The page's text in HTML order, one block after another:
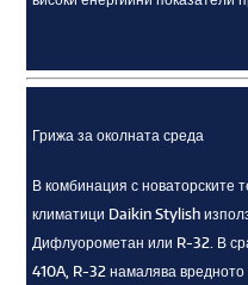
Грижа за околната среда
В комбинация с новаторските
климатици Daikin Stylish
Дифлуорометан или R-32. В
410A, R-32 намалява